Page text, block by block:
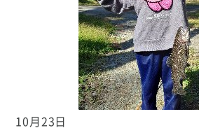
10月23日